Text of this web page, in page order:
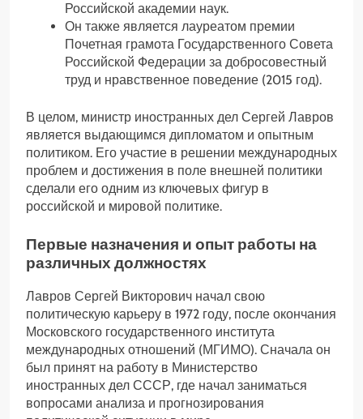
Российской академии наук.
Он также является лауреатом премии
Почетная грамота Государственного Совета
Российской Федерации за добросовестный
труд и нравственное поведение (2015 год).
В целом, министр иностранных дел Сергей Лавров
является выдающимся дипломатом и опытным
политиком. Его участие в решении международных
проблем и достижения в поле внешней политики
сделали его одним из ключевых фигур в
российской и мировой политике.
Первые назначения и опыт работы на
различных должностях
Лавров Сергей Викторович начал свою
политическую карьеру в 1972 году, после окончания
Московского государственного института
международных отношений (МГИМО). Сначала он
был принят на работу в Министерство
иностранных дел СССР, где начал заниматься
вопросами анализа и прогнозирования